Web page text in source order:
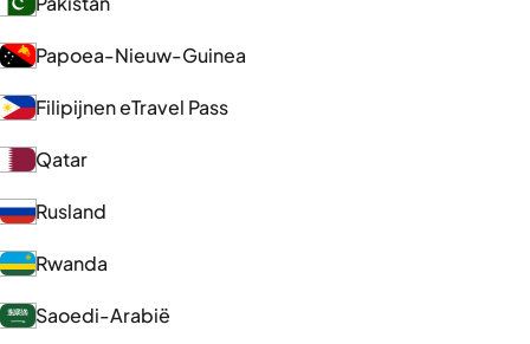
Papoea-Nieuw-Guinea
Filipijnen eTravel Pass
Qatar
Rusland
Rwanda
Saoedi-Arabië